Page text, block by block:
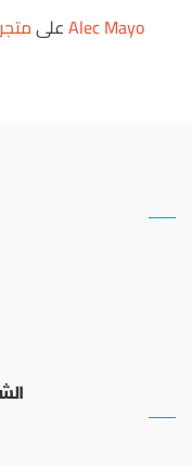
Alec Mayoعلى